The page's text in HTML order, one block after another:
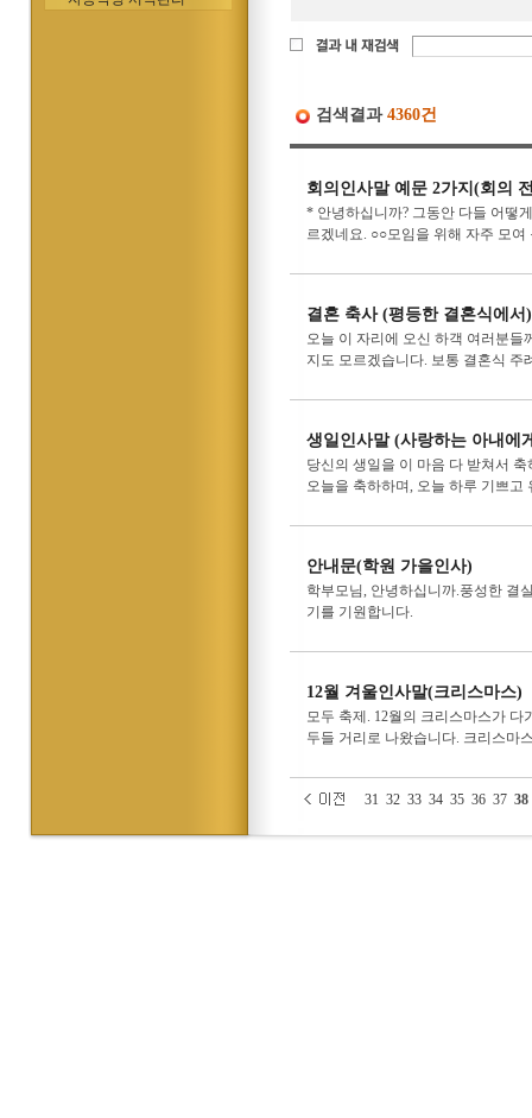
검색결과 4360건
회의인사말 예문 2가지(회의
* 안녕하십니까? 그동안 다들 어떻
르겠네요. ○○모임을 위해 자주 모
결혼 축사 (평등한 결혼식에서)
오늘 이 자리에 오신 하객 여러분
지도 모르겠습니다. 보통 결혼식 주
생일인사말 (사랑하는 아내에
당신의 생일을 이 마음 다 받쳐서
오늘을 축하하며, 오늘 하루 기쁘고
안내문(학원 가을인사)
학부모님, 안녕하십니까.풍성한 결
기를 기원합니다.
12월 겨울인사말(크리스마스)
모두 축제. 12월의 크리스마스가
두들 거리로 나왔습니다. 크리스마
31 32 33 34 35 36 37 38